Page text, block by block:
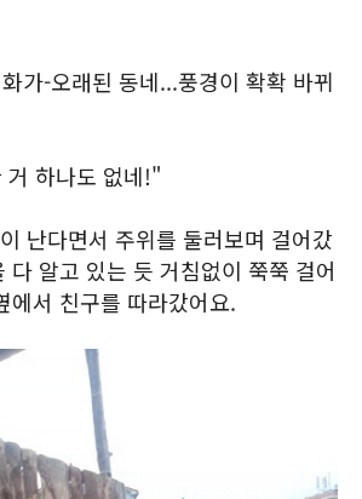
가-오래된 동네...풍경이 확확 바뀌
하나도 없네!"
난다면서 주위를 둘러보며 걸어갔
다 알고 있는 듯 거침없이 쭉쭉 걸어
에서 친구를 따라갔어요.